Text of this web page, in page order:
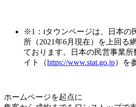
※1：iタウンページは、日本の
所（2021年6月現在）を上回る
ております。日本の民営事業
イト（https://www.stat.go.jp）を
ホームページを起点に